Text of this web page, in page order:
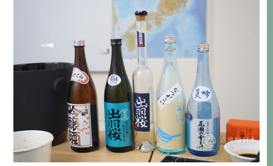
8 台北→仙台 10:05~14:35 (每週三、六) BR1 […]…